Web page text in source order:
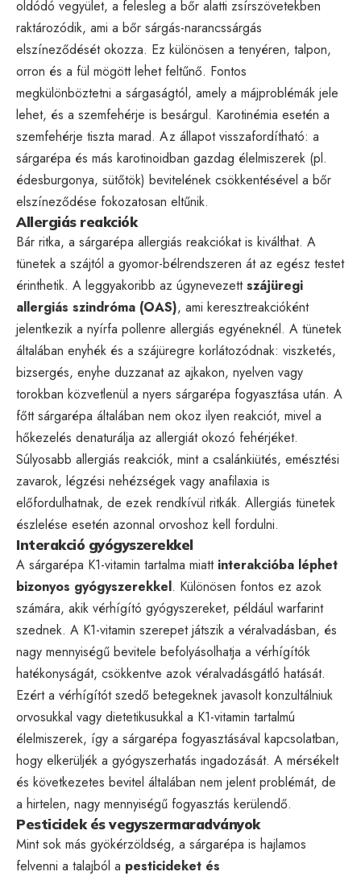
oldódó vegyület, a felesleg a bőr alatti zsírszövetekben
raktározódik, ami a bőr sárgás-narancssárgás
elszíneződését okozza. Ez különösen a tenyéren, talpon,
orron és a fül mögött lehet feltűnő. Fontos
megkülönböztetni a sárgaságtól, amely a májproblémák jele
lehet, és a szemfehérje is besárgul. Karotinémia esetén a
szemfehérje tiszta marad. Az állapot visszafordítható: a
sárgarépa és más karotinoidban gazdag élelmiszerek (pl.
édesburgonya, sütőtök) bevitelének csökkentésével a bőr
elszíneződése fokozatosan eltűnik.
Allergiás reakciók
Bár ritka, a sárgarépa allergiás reakciókat is kiválthat. A
tünetek a szájtól a gyomor-bélrendszeren át az egész testet
érinthetik. A leggyakoribb az úgynevezettszájüregi
allergiás szindróma (OAS), ami keresztreakcióként
jelentkezik a nyírfa pollenre allergiás egyéneknél. A tünetek
általában enyhék és a szájüregre korlátozódnak: viszketés,
bizsergés, enyhe duzzanat az ajkakon, nyelven vagy
torokban közvetlenül a nyers sárgarépa fogyasztása után. A
főtt sárgarépa általában nem okoz ilyen reakciót, mivel a
hőkezelés denaturálja az allergiát okozó fehérjéket.
Súlyosabb allergiás reakciók, mint a csalánkiütés, emésztési
zavarok, légzési nehézségek vagy anafilaxia is
előfordulhatnak, de ezek rendkívül ritkák. Allergiás tünetek
észlelése esetén azonnal orvoshoz kell fordulni.
Interakció gyógyszerekkel
A sárgarépa K1-vitamin tartalma miatt interakcióba léphet
bizonyos gyógyszerekkel. Különösen fontos ez azok
számára, akik vérhígító gyógyszereket, például warfarint
szednek. A K1-vitamin szerepet játszik a véralvadásban, és
nagy mennyiségű bevitele befolyásolhatja a vérhígítók
hatékonyságát, csökkentve azok véralvadásgátló hatását.
Ezért a vérhígítót szedő betegeknek javasolt konzultálniuk
orvosukkal vagy dietetikusukkal a K1-vitamin tartalmú
élelmiszerek, így a sárgarépa fogyasztásával kapcsolatban,
hogy elkerüljék a gyógyszerhatás ingadozását. A mérsékelt
és következetes bevitel általában nem jelent problémát, de
a hirtelen, nagy mennyiségű fogyasztás kerülendő.
Pesticidek és vegyszermaradványok
Mint sok más gyökérzöldség, a sárgarépa is hajlamos
felvenni a talajból a pesticideket és